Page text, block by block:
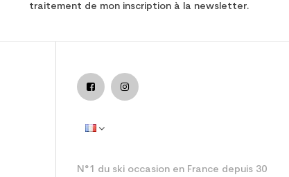
traitement de mon inscription à la newsletter.
N°1 du ski occasion en France depuis 30